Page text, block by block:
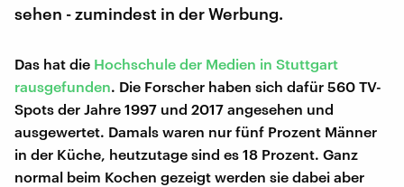
sehen - zumindest in der Werbung.
Das hat die Hochschule der Medien in Stuttgart
rausgefunden. Die Forscher haben sich dafür 560 TV-
Spots der Jahre 1997 und 2017 angesehen und
ausgewertet. Damals waren nur fünf Prozent Männer
in der Küche, heutzutage sind es 18 Prozent. Ganz
normal beim Kochen gezeigt werden sie dabei aber